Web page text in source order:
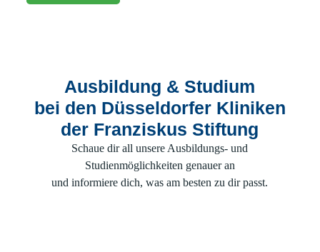
Ausbildung & Studium
bei den Düsseldorfer Kliniken
der Franziskus Stiftung
Schaue dir all unsere Ausbildungs- und
Studienmöglichkeiten genauer an
und informiere dich, was am besten zu dir passt.